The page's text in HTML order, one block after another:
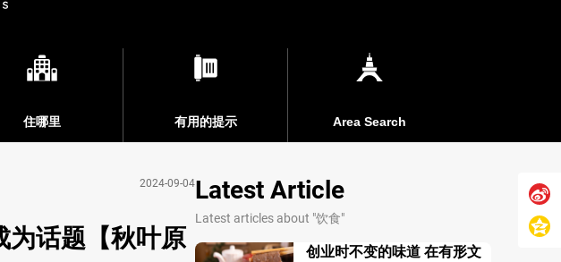
住哪里 有用的提示 Area Search
2024-09-04
为话题【秋叶原
Latest Article
Latest articles about "饮食"
创业时不变的味道 在有形文